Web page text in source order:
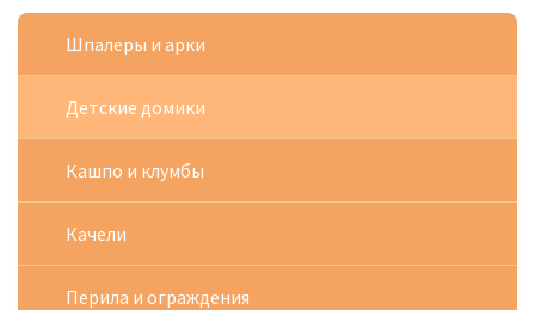
Шпалеры и арки
Детские домики
Кашпо и клумбы
Качели
Перила и ограждения